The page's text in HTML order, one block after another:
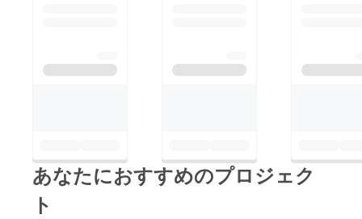
あなたにおすすめのプロジェク
ト